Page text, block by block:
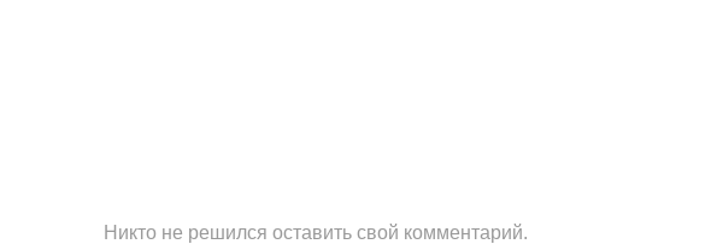
Никто не решился оставить свой комментарий.